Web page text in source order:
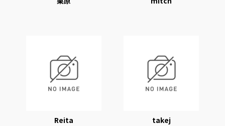
Reita takej